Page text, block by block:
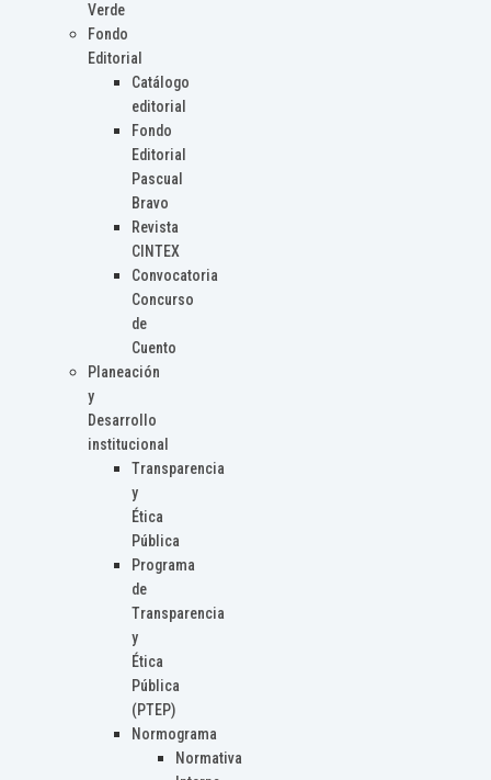
Verde
Fondo
Editorial
Catálogo
editorial
Fondo
Editorial
Pascual
Bravo
Revista
CINTEX
Convocatoria
Concurso
de
Cuento
Planeación
y
Desarrollo
institucional
Transparencia
y
Ética
Pública
Programa
de
Transparencia
y
Ética
Pública
(PTEP)
Normograma
Normativa